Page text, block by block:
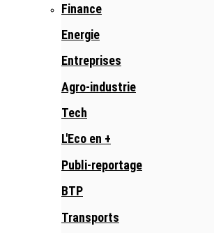
Finance
Energie
Entreprises
Agro-industrie
Tech
L'Eco en +
Publi-reportage
BTP
Transports